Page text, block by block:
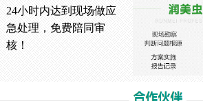
24小时内达到现场做应
急处理，免费陪同审
核！